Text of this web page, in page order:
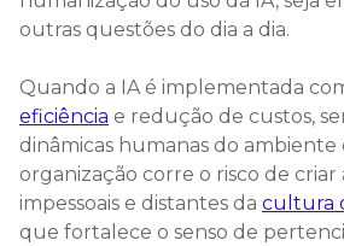
outras questões do dia a dia.
Quando a IA é implementada
eficiência e redução de custos,
dinâmicas humanas do ambiente
organização corre o risco de criar
impessoais e distantes da cultura
que fortalece o senso de